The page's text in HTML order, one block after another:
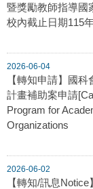
暨獎勵教師指導國
校內截止日期115
2026-06-04
【轉知申請】國
計畫補助案申請
Program for
Organizations
2026-06-02
【轉知/訊息